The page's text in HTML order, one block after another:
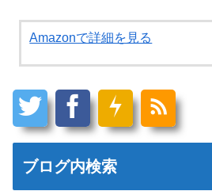
Amazonで詳細を見る
ブログ内検索